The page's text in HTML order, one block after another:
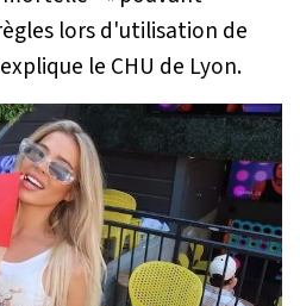
lors d'utilisation de
le CHU de Lyon.